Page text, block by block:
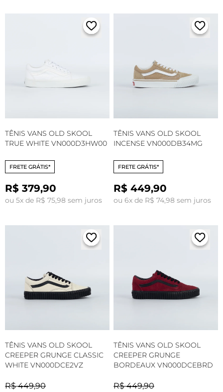
TÊNIS VANS OLD SKOOL
TRUE WHITE VN000D3HW00
FRETE GRÁTIS*
R$ 379,90
ou 5x de R$ 75,98 sem juros
TÊNIS VANS OLD SKOOL
INCENSE VN000DB34MG
FRETE GRÁTIS*
R$ 449,90
ou 6x de R$ 74,98 sem juros
TÊNIS VANS OLD SKOOL
CREEPER GRUNGE CLASSIC
WHITE VN000DCE2VZ
R$ 449,90
TÊNIS VANS OLD SKOOL
CREEPER GRUNGE
BORDEAUX VN000DCEBRD
R$ 449,90